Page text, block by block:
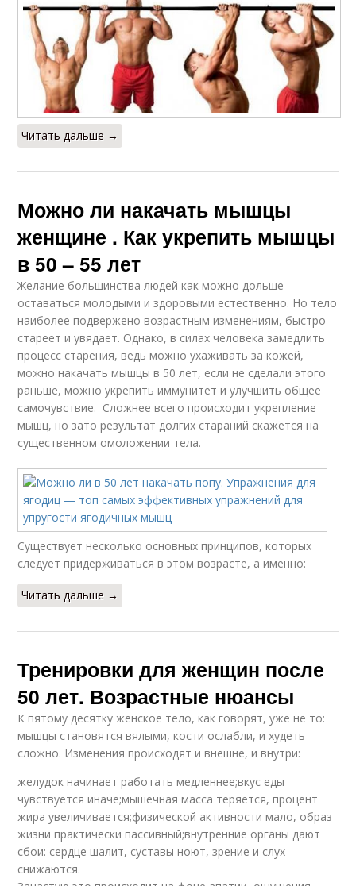
Читать дальше →
Можно ли накачать мышцы
женщине . Как укрепить мышцы
в 50 – 55 лет
Желание большинства людей как можно дольше
оставаться молодыми и здоровыми естественно. Но тело
наиболее подвержено возрастным изменениям, быстро
стареет и увядает. Однако, в силах человека замедлить
процесс старения, ведь можно ухаживать за кожей,
можно накачать мышцы в 50 лет, если не сделали этого
раньше, можно укрепить иммунитет и улучшить общее
самочувствие. Сложнее всего происходит укрепление
мышц, но зато результат долгих стараний скажется на
существенном омоложении тела.
Существует несколько основных принципов, которых
следует придерживаться в этом возрасте, а именно:
Читать дальше →
Тренировки для женщин после
50 лет. Возрастные нюансы
К пятому десятку женское тело, как говорят, уже не то:
мышцы становятся вялыми, кости ослабли, и худеть
сложно. Изменения происходят и внешне, и внутри:
желудок начинает работать медленнее;вкус еды
чувствуется иначе;мышечная масса теряется, процент
жира увеличивается;физической активности мало, образ
жизни практически пассивный;внутренние органы дают
сбои: сердце шалит, суставы ноют, зрение и слух
снижаются.